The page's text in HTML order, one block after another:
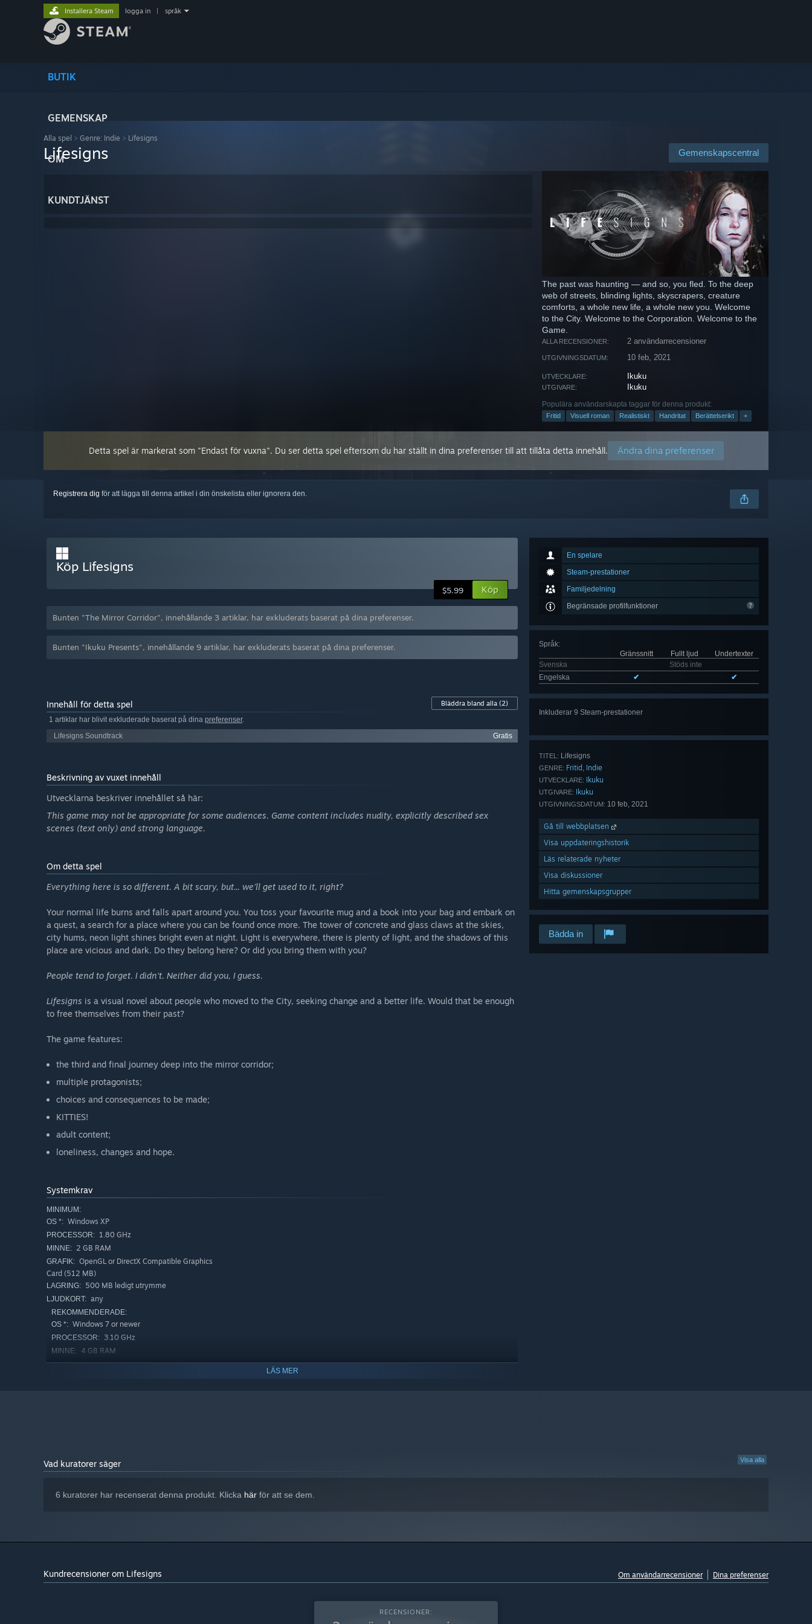
BUTIK
GEMENSKAP
OM
KUNDTJÄNST
Installera Steam logga in språk
Alla spel > Genre: Indie > Lifesigns
Gemenskapscentral
Lifesigns
The past was haunting — and so, you fled. To the deep
web of streets, blinding lights, skyscrapers, creature
comforts, a whole new life, a whole new you. Welcome
to the City. Welcome to the Corporation. Welcome to the
Game.
ALLA RECENSIONER: 2 användarrecensioner
UTGIVNINGSDATUM: 10 feb, 2021
UTVECKLARE: Ikuku
UTGIVARE: Ikuku
Populära användarskapta taggar för denna produkt:
Fritid Visuell roman Realistiskt Handritat Berättelserikt +
Detta spel är markerat som "Endast för vuxna". Du ser detta spel eftersom du har ställt in dina preferenser till att tillåta detta innehåll. Ändra dina preferenser
Registrera dig för att lägga till denna artikel i din önskelista eller ignorera den.
En spelare
Steam-prestationer
Familjedelning
Begränsade profilfunktioner
Språk:
Gränssnitt
Fullt ljud
Undertexter
Svenska
Stöds inte
Engelska
✔ ✔
Inkluderar 9 Steam-prestationer
Visa
TITEL: Lifesigns
GENRE: Fritid, Indie
UTVECKLARE: Ikuku
UTGIVARE: Ikuku
UTGIVNINGSDATUM: 10 feb, 2021
Gå till webbplatsen
Visa uppdateringshistorik
Läs relaterade nyheter
Visa diskussioner
Hitta gemenskapsgrupper
Bädda in
Köp Lifesigns
$5.99 Köp
Bunten "The Mirror Corridor", innehållande 3 artiklar, har exkluderats baserat på dina preferenser.
Bunten "Ikuku Presents", innehållande 9 artiklar, har exkluderats baserat på dina preferenser.
Innehåll för detta spel Bläddra bland alla (2)
1 artiklar har blivit exkluderade baserat på dina preferenser.
Lifesigns Soundtrack
Gratis
Beskrivning av vuxet innehåll
Utvecklarna beskriver innehållet så här:
This game may not be appropriate for some audiences. Game content includes nudity, explicitly described sex
scenes (text only) and strong language.
Om detta spel
Everything here is so different. A bit scary, but... we’ll get used to it, right?
Your normal life burns and falls apart around you. You toss your favourite mug and a book into your bag and embark on
a quest, a search for a place where you can be found once more. The tower of concrete and glass claws at the skies,
city hums, neon light shines bright even at night. Light is everywhere, there is plenty of light, and the shadows of this
place are vicious and dark. Do they belong here? Or did you bring them with you?
People tend to forget. I didn’t. Neither did you, I guess.
Lifesigns is a visual novel about people who moved to the City, seeking change and a better life. Would that be enough
to free themselves from their past?
The game features:
the third and final journey deep into the mirror corridor;
multiple protagonists;
choices and consequences to be made;
KITTIES!
adult content;
loneliness, changes and hope.
Systemkrav
MINIMUM:
OS *: Windows XP
PROCESSOR: 1.80 GHz
MINNE: 2 GB RAM
GRAFIK: OpenGL or DirectX Compatible Graphics
Card (512 MB)
LAGRING: 500 MB ledigt utrymme
LJUDKORT: any
REKOMMENDERADE:
OS *: Windows 7 or newer
PROCESSOR: 3.10 GHz
MINNE: 4 GB RAM
GRAFIK: OpenGL or DirectX Compatible Graphics
LÄS MER
Visa alla
Vad kuratorer säger
6 kuratorer har recenserat denna produkt. Klicka här för att se dem.
Kundrecensioner om Lifesigns Om användarrecensioner Dina preferenser
RECENSIONER: